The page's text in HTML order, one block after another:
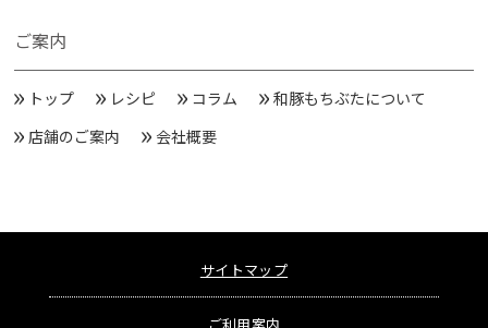
ご案内
トップ レシピ コラム
和豚もちぶたについて
店舗のご案内
会社概要
サイトマップ